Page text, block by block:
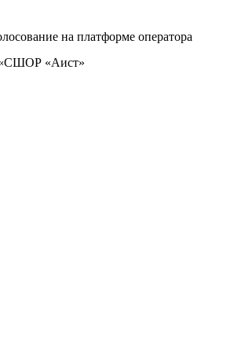
на платформе оператора
«Аист»